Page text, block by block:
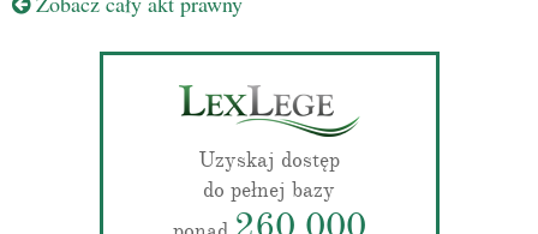
Uzyskaj dostęp
do pełnej bazy